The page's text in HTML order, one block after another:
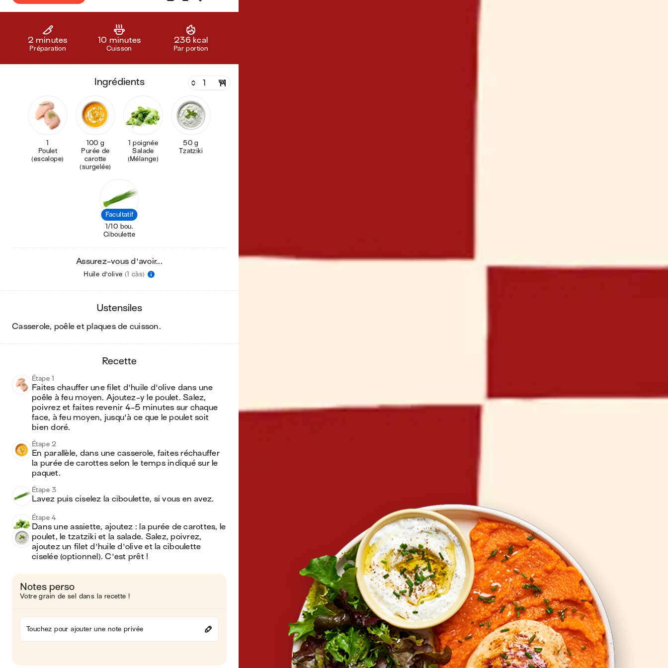
2 minutes
Préparation
10 minutes
Cuisson
236 kcal
Par portion
ingrédients
1
Poulet
(escalope)
100 g
Purée de
carotte
(surgelée)
1 poignée
Salade
(Mélange)
50 g
Tzatziki
Facultatif
1/10 bou.
Ciboulette
Assurez-vous d'avoir...
Huile d'olive (1 càs)
ustensiles
casserole, poêle et plaques de cuisson.
recette
Étape 1
Faites chauffer une filet d'huile d'olive dans une
poêle à feu moyen. Ajoutez-y le poulet. Salez,
poivrez et faites revenir 4-5 minutes sur chaque
face, à feu moyen, jusqu'à ce que le poulet soit
bien doré.
Étape 2
En parallèle, dans une casserole, faites réchauffer
la purée de carottes selon le temps indiqué sur le
paquet.
Étape 3
Lavez puis ciselez la ciboulette, si vous en avez.
Étape 4
Dans une assiette, ajoutez : la purée de carottes, le
poulet, le tzatziki et la salade. Salez, poivrez,
ajoutez un filet d'huile d'olive et la ciboulette
ciselée (optionnel). C'est prêt !
Notes perso
Votre grain de sel dans la recette !
Touchez pour ajouter une note privée